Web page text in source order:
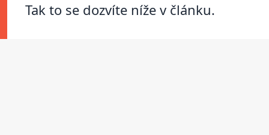
Tak to se dozvíte níže v článku.